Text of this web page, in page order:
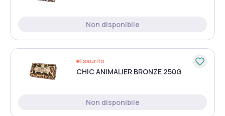
Non disponibile
Esaurito
CHIC ANIMALIER BRONZE 250G
Non disponibile